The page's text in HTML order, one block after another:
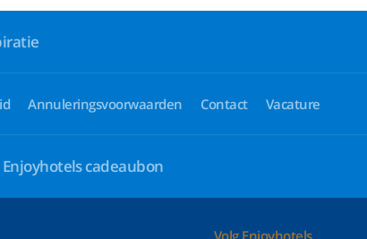
Annuleringsvoorwaarden Contact Vacature
Enjoyhotels cadeaubon
Volg Enjoyhotels